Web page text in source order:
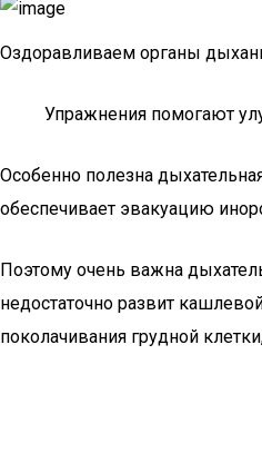
Оздоравливаем органы
Упражнения помогают
Особенно полезна
обеспечивает эвакуацию
Поэтому очень важна
недостаточно развит
поколачивания грудной